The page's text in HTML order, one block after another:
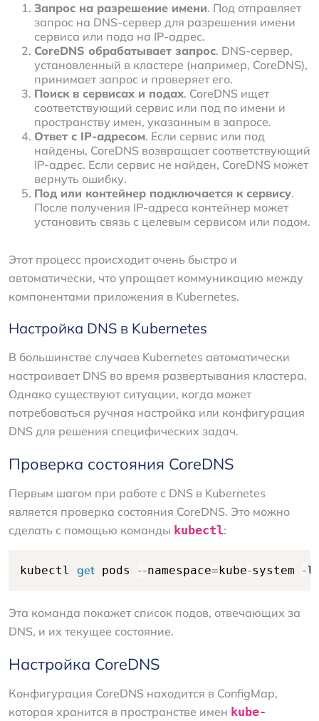
Запрос на разрешение имени. Под отправляет
запрос на DNS-сервер для разрешения имени
сервиса или пода на IP-адрес.
CoreDNS обрабатывает запрос. DNS-сервер,
установленный в кластере (например, CoreDNS),
принимает запрос и проверяет его.
Поиск в сервисах и подах. CoreDNS ищет
соответствующий сервис или под по имени и
пространству имен, указанным в запросе.
Ответ с IP-адресом. Если сервис или под
найдены, CoreDNS возвращает соответствующий
IP-адрес. Если сервис не найден, CoreDNS может
вернуть ошибку.
Под или контейнер подключается к сервису.
После получения IP-адреса контейнер может
установить связь с целевым сервисом или подом.
Этот процесс происходит очень быстро и
автоматически, что упрощает коммуникацию между
компонентами приложения в Kubernetes.
Настройка DNS в Kubernetes
В большинстве случаев Kubernetes автоматически
настраивает DNS во время развертывания кластера.
Однако существуют ситуации, когда может
потребоваться ручная настройка или конфигурация
DNS для решения специфических задач.
Проверка состояния CoreDNS
Первым шагом при работе с DNS в Kubernetes
является проверка состояния CoreDNS. Это можно
сделать с помощью команды kubectl:
kubectl get pods --namespace=kube-system -l
Эта команда покажет список подов, отвечающих за
DNS, и их текущее состояние.
Настройка CoreDNS
Конфигурация CoreDNS находится в ConfigMap,
которая хранится в пространстве имен kube-